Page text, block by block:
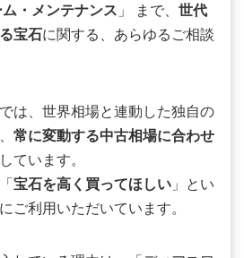
・メンテナンス 」 まで、 世代
宝石に関する、あらゆるご相談
は、世界相場と連動した独自の
常に変動する中古相場に合わせ
ています。
宝石を高く買ってほしい 」とい
ご利用いただいています。